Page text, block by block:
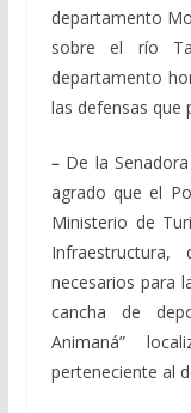
departamento
sobre el río
departamento
las defensas que
– De la
agrado que el
Ministerio de
necesarios para
cancha de
Animaná”
perteneciente al